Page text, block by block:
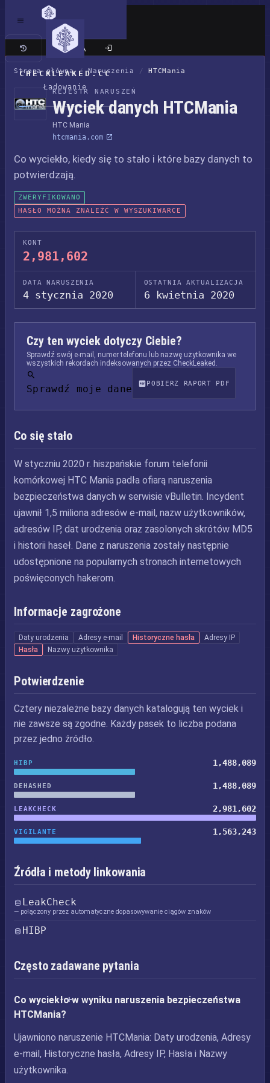
CHECKLEAKED.CC
Ładowanie
Klasyczna wersja
Strona główna / Naruszenia / HTCMania
REJESTR NARUSZEŃ
Wyciek danych HTCMania
HTC Mania
htcmania.com
Co wyciekło, kiedy się to stało i które bazy danych to
potwierdzają.
ZWERYFIKOWANO
HASŁO MOŻNA ZNALEŹĆ W WYSZUKIWARCE
KONT
2,981,602
DATA NARUSZENIA
4 stycznia 2020
OSTATNIA AKTUALIZACJA
6 kwietnia 2020
Czy ten wyciek dotyczy Ciebie?
Sprawdź swój e-mail, numer telefonu lub nazwę użytkownika we
wszystkich rekordach indeksowanych przez CheckLeaked.
Sprawdź moje dane POBIERZ RAPORT PDF
Co się stało
W styczniu 2020 r. hiszpańskie forum telefonii
komórkowej HTC Mania padła ofiarą naruszenia
bezpieczeństwa danych w serwisie vBulletin. Incydent
ujawnił 1,5 miliona adresów e-mail, nazw użytkowników,
adresów IP, dat urodzenia oraz zasolonych skrótów MD5
i historii haseł. Dane z naruszenia zostały następnie
udostępnione na popularnych stronach internetowych
poświęconych hakerom.
Informacje zagrożone
Daty urodzenia Adresy e-mail Historyczne hasła
Adresy IP
Hasła
Nazwy użytkownika
Potwierdzenie
Cztery niezależne bazy danych katalogują ten wyciek i
nie zawsze są zgodne. Każdy pasek to liczba podana
przez jedno źródło.
HIBP 1,488,089
DEHASHED 1,488,089
LEAKCHECK 2,981,602
VIGILANTE 1,563,243
Źródła i metody linkowania
LeakCheck
— połączony przez automatyczne dopasowywanie ciągów znaków
HIBP
Często zadawane pytania
Co wyciekło w wyniku naruszenia bezpieczeństwa
HTCMania?
Ujawniono naruszenie HTCMania: Daty urodzenia, Adresy
e-mail, Historyczne hasła, Adresy IP, Hasła i Nazwy
użytkownika.